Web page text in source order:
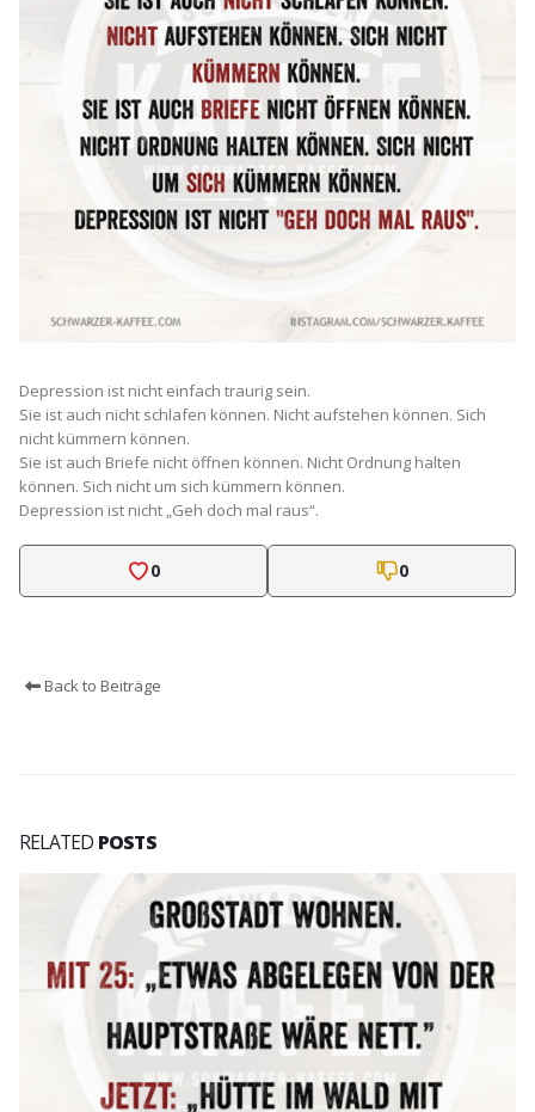
Depression ist nicht einfach traurig sein.
Sie ist auch nicht schlafen können. Nicht aufstehen können. Sich
nicht kümmern können.
Sie ist auch Briefe nicht öffnen können. Nicht Ordnung halten
können. Sich nicht um sich kümmern können.
Depression ist nicht „Geh doch mal raus“.
0 0
Back to Beiträge
RELATED POSTS